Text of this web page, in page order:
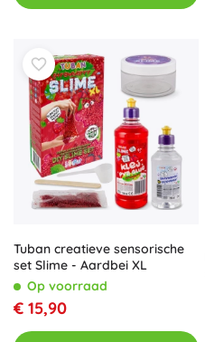
Tuban creatieve sensorische
set Slime - Aardbei XL
Op voorraad
€ 15,90